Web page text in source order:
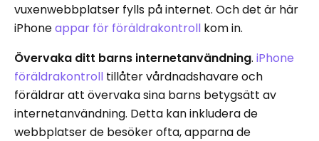
vuxenwebbplatser fylls på internet. Och det är här
iPhoneappar för föräldrakontroll kom in.
Övervaka ditt barns internetanvändning. iPhone
föräldrakontroll tillåter vårdnadshavare och
föräldrar att övervaka sina barns betygsätt av
internetanvändning. Detta kan inkludera de
webbplatser de besöker ofta, apparna de